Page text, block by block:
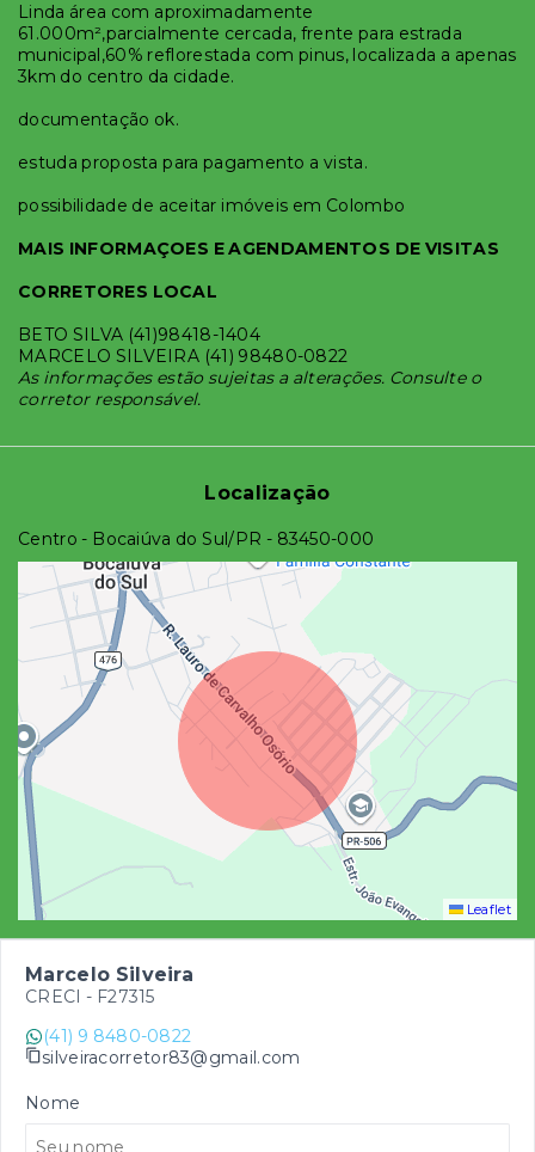
Linda área com aproximadamente
61.000m²,parcialmente cercada, frente para estrada
municipal,60% reflorestada com pinus, localizada a apenas
3km do centro da cidade.
documentação ok.
estuda proposta para pagamento a vista.
possibilidade de aceitar imóveis em Colombo
MAIS INFORMAÇOES E AGENDAMENTOS DE VISITAS
CORRETORES LOCAL
BETO SILVA (41)98418-1404
MARCELO SILVEIRA (41) 98480-0822
As informações estão sujeitas a alterações. Consulte o
corretor responsável.
Localização
Centro - Bocaiúva do Sul/PR - 83450-000
Leaflet
Marcelo Silveira
CRECI - F27315
(41) 9 8480-0822
silveiracorretor83@gmail.com
Nome